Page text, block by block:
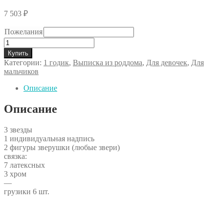
7 503 ₽
Пожелания
Количество
товара
Сет
№8.54
ЛЮБОЙ
ЦВЕТ
ТЕКСТ
Купить
Категории: 1 годик, Выписка из роддома, Для девочек, Для
мальчиков
Описание
Описание
3 звезды
1 индивидуальная надпись
2 фигуры зверушки (любые звери)
связка:
7 латексных
3 хром
—
грузики 6 шт.